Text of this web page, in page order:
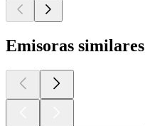
Emisoras similares